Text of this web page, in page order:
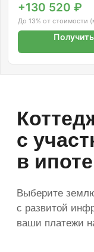
+130 520 ₽
До 13% от стоимости
поселкам
от 525 000 ₽